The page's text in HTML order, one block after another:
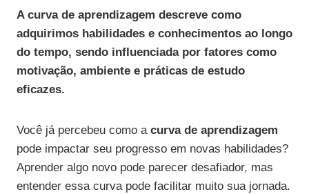
A curva de aprendizagem descreve como
adquirimos habilidades e conhecimentos ao longo
do tempo, sendo influenciada por fatores como
motivação, ambiente e práticas de estudo
eficazes.
Você já percebeu como a curva de aprendizagem
pode impactar seu progresso em novas habilidades?
Aprender algo novo pode parecer desafiador, mas
entender essa curva pode facilitar muito sua jornada.